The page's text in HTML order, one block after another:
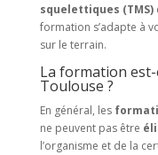
squelettiques (TMS)
formation s’adapte à
sur le terrain.
La formation est-
Toulouse ?
En général, les
ne peuvent pas être
l’organisme et de la